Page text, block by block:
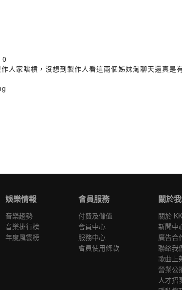
0
人家瞎槓，沒想到製作人看這兩個姊妹淘聊天還真是
娛樂情報
音樂趨勢
音樂排行榜
年度風雲榜
會員服務
付費及儲值
會員中心
服務中心
會員使用條款
關於
關於
新聞中
廣告合
聯絡我
歌曲上
營業公
人才招